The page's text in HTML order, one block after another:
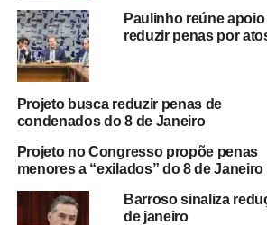
Repercussões políticas
Nos bastidores, a proposta é vista
rejeitada ideia de anistia geral. Para
Dosimetriarepresenta um caminho
aliviar as punições sem abrir espaço
institucionais. Já críticos afirmam que a
Estado Democrático de Direito.
Paulinho reúne
reduzir penas por
Projeto busca reduzir penas de
condenados do 8 de Janeiro
Projeto no Congresso propõe penas
menores a “exilados” do 8 de Janeiro
Barroso sinaliza
de janeiro